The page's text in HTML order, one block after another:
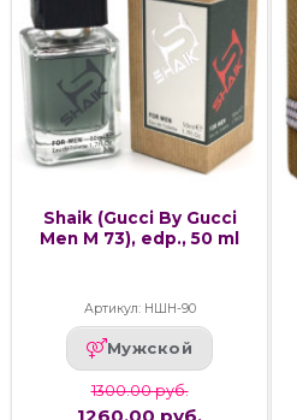
Shaik (Gucci By Gucci
Men M 73), edp., 50 ml
Артикул: НШН-90
Мужской
1300.00 руб.